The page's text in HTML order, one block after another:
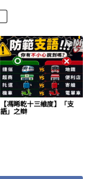
【馮睎乾十三維度】「支
語」之辯